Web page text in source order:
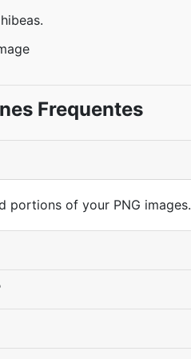
Frequentes
portions of your PNG images.